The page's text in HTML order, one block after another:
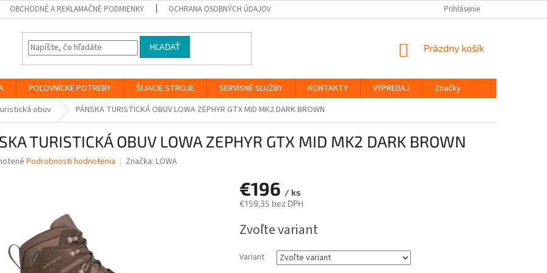
OBCHODNÉ A REKLAMAČNÉ PODMIENKY OCHRANA OSOBNÝCH ÚDAJOV Prihlásenie
HĽADAŤ
NÁKUPNÝ
Prázdny košík
POĽOVNÍCKE POTREBY ŠIJACIE STROJE SERVISNÉ SLUŽBY KONTAKTY VÝPREDAJ
Značky
obuv PÁNSKA TURISTICKÁ OBUV LOWA ZEPHYR GTX MID MK2 DARK BROWN
TURISTICKÁ OBUV LOWA ZEPHYR GTX MID MK2 DARK BROWN
Podrobnosti hodnotenia Značka: LOWA
€196 / ks
€159,35 bez DPH
cena:
Zvoľte variant
Variant